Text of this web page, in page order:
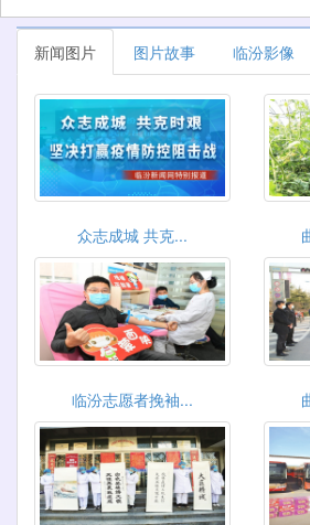
新闻图片 图片故事 临汾影像
众志成城 共克...
临汾志愿者挽袖...